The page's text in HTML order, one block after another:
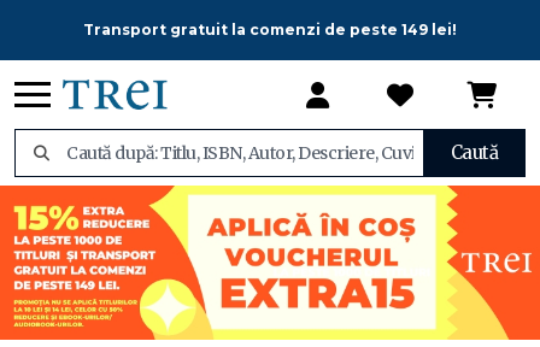
Transport gratuit la comenzi de peste 149 lei!
Caută